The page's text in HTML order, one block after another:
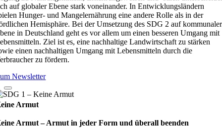
auf globaler Ebene stark voneinander. In Entwicklungsländern
Hunger- und Mangelernährung eine andere Rolle als in der
Hemisphäre. Bei der Umsetzung des SDG 2 auf kommunaler
in Deutschland geht es vor allem um einen besseren Umgang mit
Ziel ist es, eine nachhaltige Landwirtschaft zu stärken
einen nachhaltigen Umgang mit Lebensmitteln durch die
zu fördern.
Newsletter
Armut
Armut – Armut in jeder Form und überall beenden